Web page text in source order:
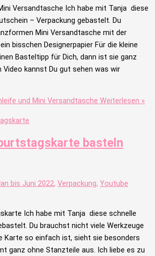
Versandtasche Ich habe mit Tanja diese
– Verpackung gebastelt. Du
Mini Versandtasche mit der
bisschen Designerpapier Für die kleine
Basteltipp für Dich, dann ist sie ganz
kannst Du gut sehen was wir
und Mini Versandtasche Weiterlesen »
basteln
bis Juni 2022, Verpackung, Youtube
Ich habe mit Tanja diese schnelle
Du brauchst nicht viele Werkzeuge
Karte so einfach ist, sieht sie besonders
ganz ohne Stanzteile aus. Ich liebe es zu